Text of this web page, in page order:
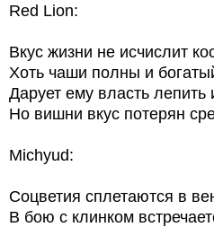
Red Lion:
Вкус жизни не исчислит
Хоть чаши полны и
Дарует ему власть лепить
Но вишни вкус потерян
Michyud:
Соцветия сплетаются в
В бою с клинком